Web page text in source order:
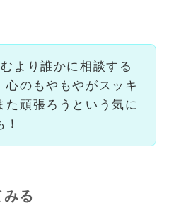
より誰かに相談する
心のもやもやがスッキ
た頑張ろうという気に
る